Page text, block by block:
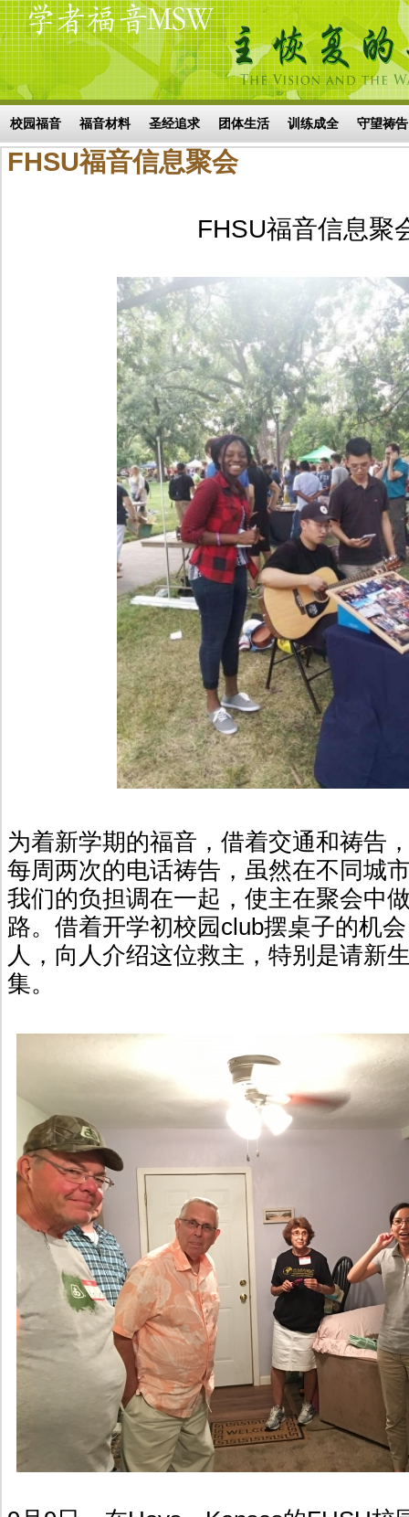
Skip to main content
搜索表单
校园福音 福音材料 圣经追求 团体生活 训练成全 守望祷告
FHSU福音信息聚会
FHSU福音信息聚
为着新学期的福音，借着交通和祷告
每周两次的电话祷告，虽然在不同城
我们的负担调在一起，使主在聚会中
路。借着开学初校园club摆桌子的机
人，向人介绍这位救主，特别是请新
集。